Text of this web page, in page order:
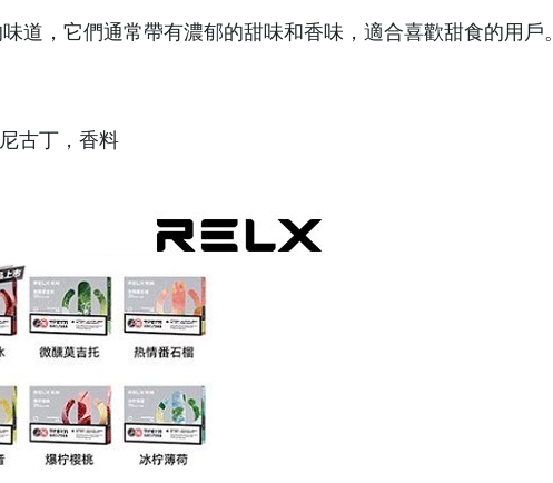
道，它們通常帶有濃郁的甜味和香味，適合喜歡甜食的用戶
古丁，香料